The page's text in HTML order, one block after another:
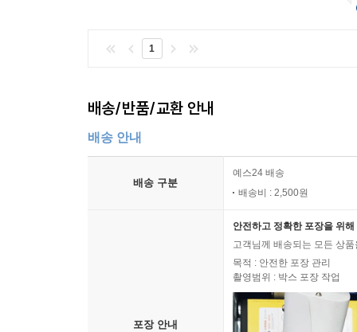
1
배송/반품/교환 안내
배송 안내
배송 구분
예스24 배송
배송비 : 2,500원
포장 안내
안전하고 정확한 포장을 위
고객님께 배송되는 모든 상
목적 : 안전한 포장 관리
촬영범위 : 박스 포장 작업